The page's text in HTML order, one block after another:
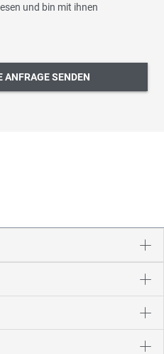
und bin mit ihnen
ANFRAGE SENDEN